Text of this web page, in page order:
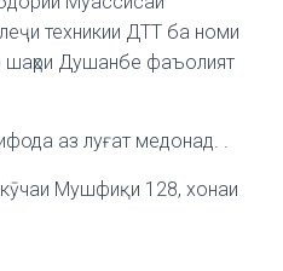
техникии ДТТ ба номи
Душанбе фаъолият
аз луғат медонад. .
Мушфиқи 128, хонаи